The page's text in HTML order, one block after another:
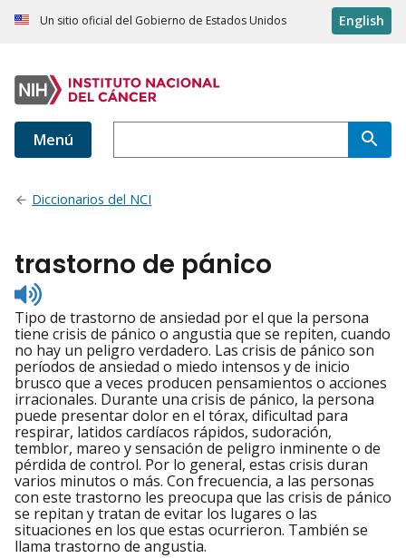
Un sitio oficial del Gobierno de Estados Unidos English
Menú
Diccionarios del NCI
trastorno de pánico
Listen
to
pronunciation
Tipo de trastorno de ansiedad por el que la persona
tiene crisis de pánico o angustia que se repiten, cuando
no hay un peligro verdadero. Las crisis de pánico son
períodos de ansiedad o miedo intensos y de inicio
brusco que a veces producen pensamientos o acciones
irracionales. Durante una crisis de pánico, la persona
puede presentar dolor en el tórax, dificultad para
respirar, latidos cardíacos rápidos, sudoración,
temblor, mareo y sensación de peligro inminente o de
pérdida de control. Por lo general, estas crisis duran
varios minutos o más. Con frecuencia, a las personas
con este trastorno les preocupa que las crisis de pánico
se repitan y tratan de evitar los lugares o las
situaciones en los que estas ocurrieron. También se
llama trastorno de angustia.